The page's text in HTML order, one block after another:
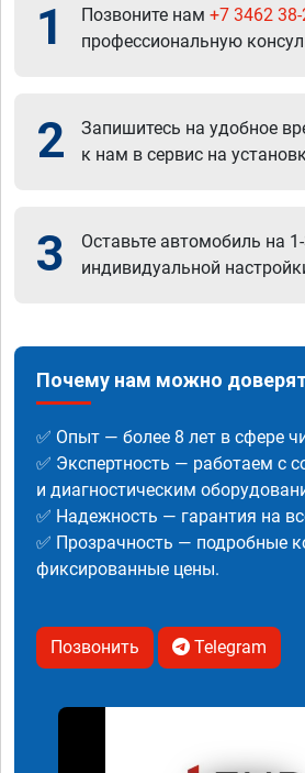
1 Позвоните нам +7 3462
профессиональную
2
Запишитесь на удобное
к нам в сервис на
3
Оставьте автомобиль на
индивидуальной
Почему нам можно
✅ Опыт — более 8 лет в сфере
✅ Экспертность — работаем с
и диагностическим
✅ Надежность — гарантия на
✅ Прозрачность — подробные
фиксированные цены.
Позвонить Telegram